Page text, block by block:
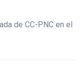
de CC-PNC en el